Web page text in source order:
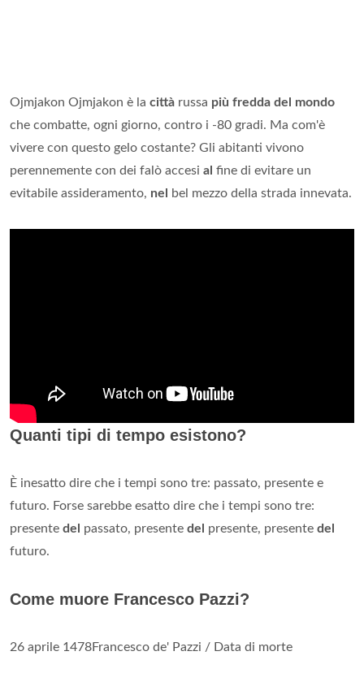
Ojmjakon Ojmjakon è la città russa più fredda del mondo
che combatte, ogni giorno, contro i -80 gradi. Ma com'è
vivere con questo gelo costante? Gli abitanti vivono
perennemente con dei falò accesi al fine di evitare un
evitabile assideramento, nel bel mezzo della strada innevata.
Quanti tipi di tempo esistono?
È inesatto dire che i tempi sono tre: passato, presente e
futuro. Forse sarebbe esatto dire che i tempi sono tre:
presente del passato, presente del presente, presente del
futuro.
Come muore Francesco Pazzi?
26 aprile 1478Francesco de' Pazzi / Data di morte